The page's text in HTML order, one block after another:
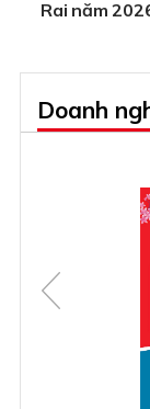
Rai năm
Doanh